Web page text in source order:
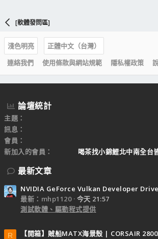
[軟體發問區]
淺色明亮
正體中文（台灣）
連絡我們
使用條款與網站規範 隱私權政策
論壇統計
主題
訊息
會員
新加入的會員
喝茶找小錦鯉北中南全
最新文章
NVIDIA GeForce Vulkan Developer
最新：mhp1120
今天 21:57
測試軟體、驅動程式提供
R
【開箱】賊船MATX海景殼 | CORSAIR